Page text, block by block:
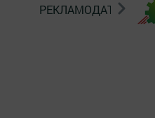
РЕКЛАМОДАТЕЛЯМ